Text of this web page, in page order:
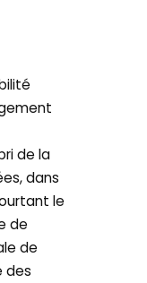
de la
dans
le
de
de
des